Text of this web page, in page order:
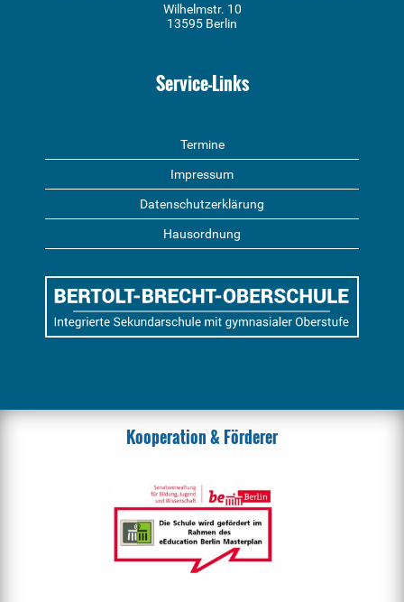
Wilhelmstr. 10
13595 Berlin
Service-Links
Termine
Impressum
Datenschutzerklärung
Hausordnung
Kooperation & Förderer